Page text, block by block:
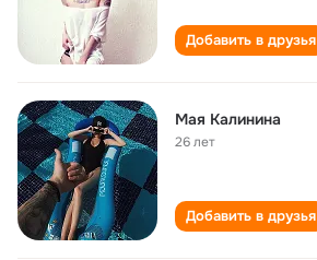
Добавить в друзья
Мая Калинина
26 лет
Добавить в друзья